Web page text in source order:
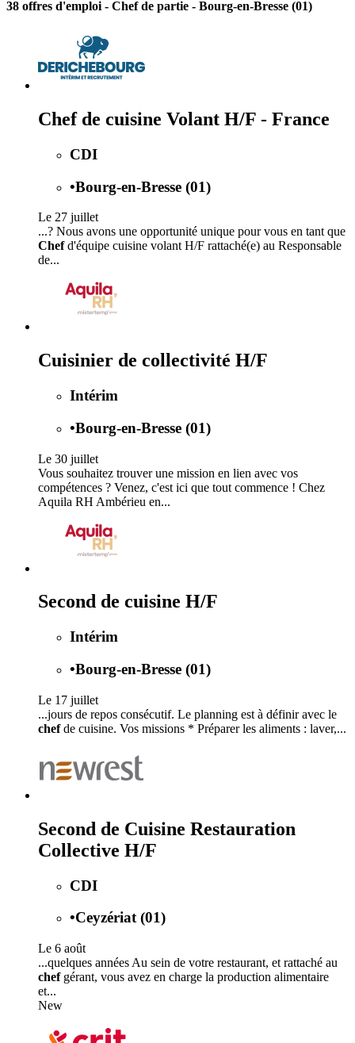
38 offres d'emploi - Chef de partie - Bourg-en-Bresse (01)
Chef de cuisine Volant H/F - France
CDI
•Bourg-en-Bresse (01)
Le 27 juillet
...? Nous avons une opportunité unique pour vous en tant que
Chefd'équipe cuisine volant H/F rattaché(e) au Responsable
de...
Cuisinier de collectivité H/F
Intérim
•Bourg-en-Bresse (01)
Le 30 juillet
Vous souhaitez trouver une mission en lien avec vos
compétences ? Venez, c'est ici que tout commence ! Chez
Aquila RH Ambérieu en...
Second de cuisine H/F
Intérim
•Bourg-en-Bresse (01)
Le 17 juillet
...jours de repos consécutif. Le planning est à définir avec le
chefde cuisine. Vos missions * Préparer les aliments : laver,...
Second de Cuisine Restauration
Collective H/F
CDI
•Ceyzériat (01)
Le 6 août
...quelques années Au sein de votre restaurant, et rattaché au
chefgérant, vous avez en charge la production alimentaire
et...
New